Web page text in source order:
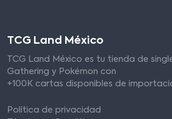
TCG Land México
TCG Land México es tu tienda de
Gathering y Pokémon con
+100K cartas disponibles de
Política de privacidad